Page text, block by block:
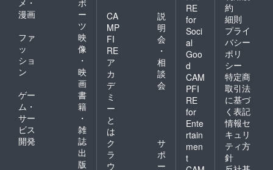
漫画
ー
ツ
ファ
ッ
ショ
ン
映
像
・
映
画
ゲー
ム・
サー
ビス
開発
書
籍
・
雑
誌
出
版
CA
MP
FI
RE
ア
カ
デ
ミ
ー
と
は
説
明
会
・
相
談
会
ク
ラ
ウ
サ
ポ
ー
RE
for
Soci
al
Goo
d
CAM
PFI
RE
for
Ente
rtain
men
t
約
細則
プライ
バシー
ポリ
シー
特定商
取引法
に基づ
く表記
情報セ
キュリ
ティ方
針